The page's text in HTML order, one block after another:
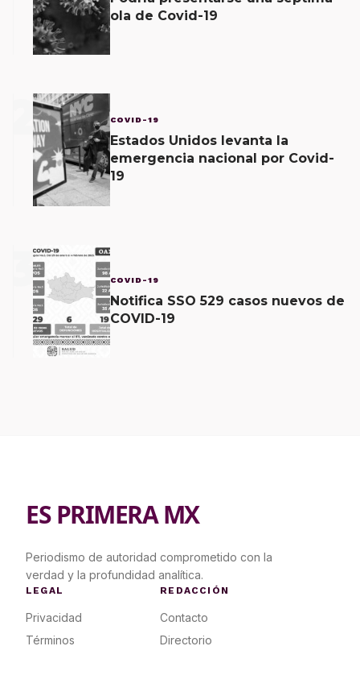
ola de Covid-19
2 COVID-19
Estados Unidos levanta la
emergencia nacional por Covid-
19
3 COVID-19
Notifica SSO 529 casos nuevos de
COVID-19
ES PRIMERA MX
Periodismo de autoridad comprometido con la
verdad y la profundidad analítica.
LEGAL
Privacidad
Términos
REDACCIÓN
Contacto
Directorio